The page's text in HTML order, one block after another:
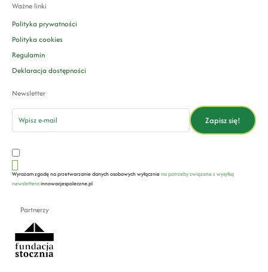
Ważne linki
Polityka prywatności
Polityka cookies
Regulamin
Deklaracja dostępności
Newsletter
email
Zapisz się!
Wyrażam zgodę na przetwarzanie danych osobowych wyłączniena potrzeby związane z wysyłką
newsletterainnowacjespoleczne.pl
Partnerzy